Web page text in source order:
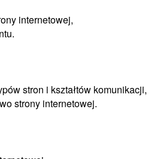
internetowej,
stron i kształtów komunikacji,
strony internetowej.